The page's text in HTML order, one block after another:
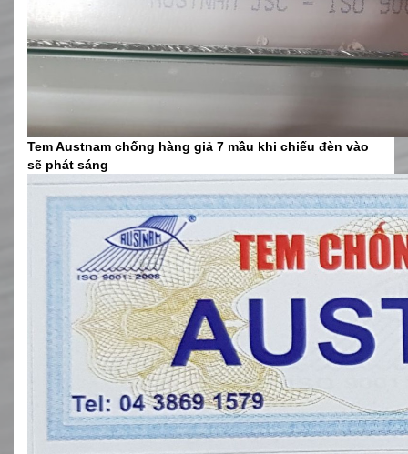
Tem Austnam chống hàng giả 7 mầu khi chiếu đèn vào
sẽ phát sáng